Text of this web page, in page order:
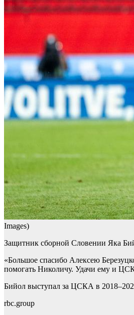
Images)
Защитник сборной Словении Яка
«Большое спасибо Алексею
помогать Николичу. Удачи ему и
Бийол выступал за ЦСКА в
rbc.group